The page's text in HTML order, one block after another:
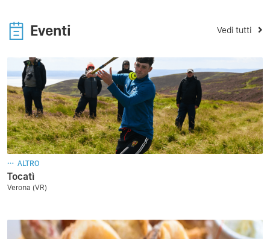
Eventi Vedi tutti
ALTRO
Tocatì
Verona (VR)